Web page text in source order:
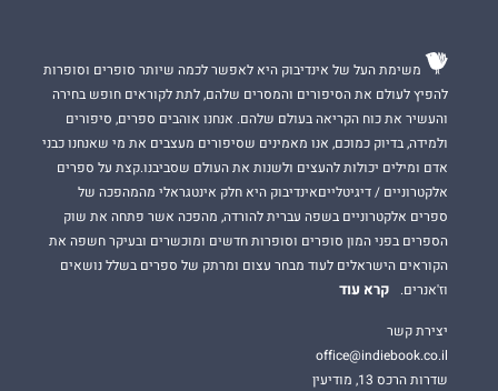
משימת העל של אינדיבוק היא לאפשר לכמה שיותר סופרים וסופרות
להפיץ לעולם את הסיפורים והמסרים שלהם, לתת לקוראים חופש בחירה
והעשיר את כוח הקריאה בעולם שלהם. אנחנו אוהבים ספרים, סיפורים
ולמידה, בדיוק כמוכם, אנו מאמינים שסיפורים מעצבים את מי שאנחנו כבני
אדם ומילים יכולות להעצים ולשנות את העולם שסביבנו.קצת על ספרים
אלקטרוניים / דיגיטלייםאינדיבוק היא חלק אינטגראלי מהמהפכה של
ספרים אלקטרוניים בשפה עברית להורדה, מהפכה אשר פתחה את שוק
הספרים בפני המון סופרים וסופרות חדשים ומוכשרים ובעיקר חשפה את
הקוראים הישראלים לעוד מבחר עצום ומרתק של ספרים בשלל נושאים
וז'אנרים.
קרא עוד
יצירת קשר
office@indiebook.co.il
שדרות הרכס 13, מודיעין